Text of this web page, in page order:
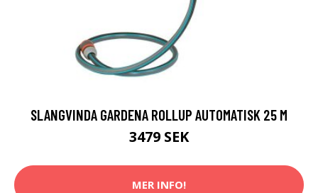
SLANGVINDA GARDENA ROLLUP AUTOMATISK 25 M
3479 SEK
MER INFO!